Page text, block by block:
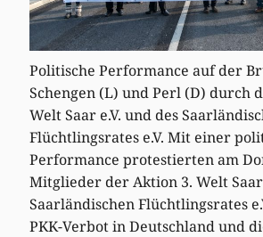
Politische Performance auf der
Schengen (L) und Perl (D) durch
Welt Saar e.V. und des
Flüchtlingsrates e.V. Mit einer
Performance protestierten am
Mitglieder der Aktion 3. Welt Saar
Saarländischen Flüchtlingsrates
PKK-Verbot in Deutschland und